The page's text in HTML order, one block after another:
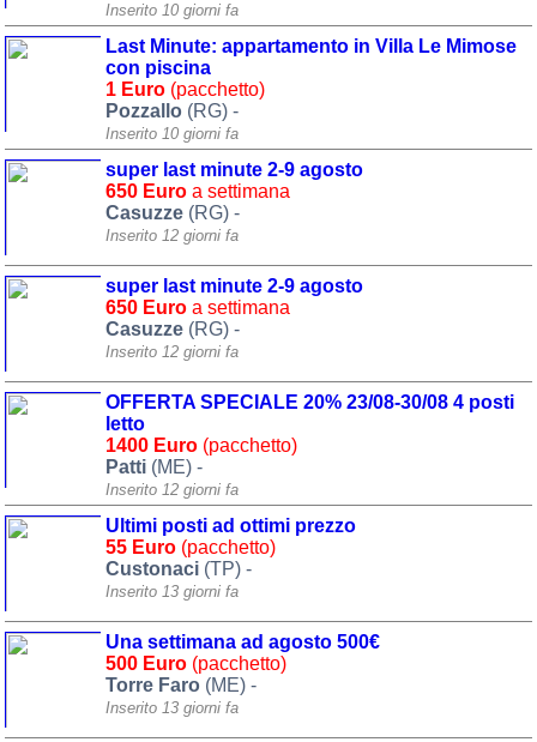
Inserito 10 giorni fa
Last Minute: appartamento in Villa Le Mimose
con piscina
1 Euro (pacchetto)
Pozzallo (RG) -
Inserito 10 giorni fa
super last minute 2-9 agosto
650 Euro a settimana
Casuzze (RG) -
Inserito 12 giorni fa
super last minute 2-9 agosto
650 Euro a settimana
Casuzze (RG) -
Inserito 12 giorni fa
OFFERTA SPECIALE 20% 23/08-30/08 4 posti
letto
1400 Euro (pacchetto)
Patti (ME) -
Inserito 12 giorni fa
Ultimi posti ad ottimi prezzo
55 Euro (pacchetto)
Custonaci (TP) -
Inserito 13 giorni fa
Una settimana ad agosto 500€
500 Euro (pacchetto)
Torre Faro (ME) -
Inserito 13 giorni fa
Cerca le offerte per regione
(214)
Basilicata(64)
Calabria(332)
Campania(365)
Emilia - Romagna (227)
Friuli - Venezia Giulia
(39)
(318)
Liguria(190)
Lombardia(177)
(242)
Molise(38)
Piemonte(118)
(788)
Sardegna(457)
(823)